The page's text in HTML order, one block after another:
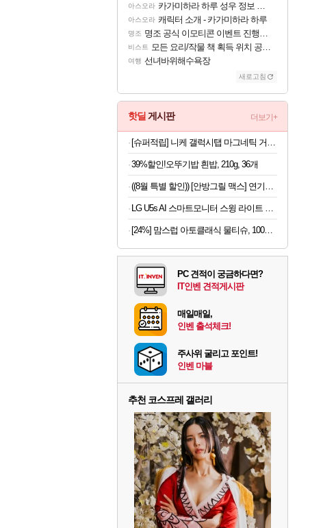
아스오라 카가미하라 하루 성우 정보 및 주요 필모
아스오라 캐릭터 소개 - 카가미하라 하루
명조 명조 공식 이모티콘 이벤트 진행해봤습니다! 참여부터 추첨까지????
비스트 모든 요리/작물 책 획득 위치 공략 (36개) - 미식가 도전과제
여행 선녀바위해수욕장
새로고침
핫딜 게시판 더보기+
39%할인!오뚜기밥 흰밥, 210g, 36개
[24%] 맘스럽 아토클래식 물티슈, 100매입, 20팩
PC 견적이 궁금하다면?
IT인벤 견적게시판
매일매일,
인벤 출석체크!
주사위 굴리고 포인트!
인벤 마블
추천 코스프레 갤러리